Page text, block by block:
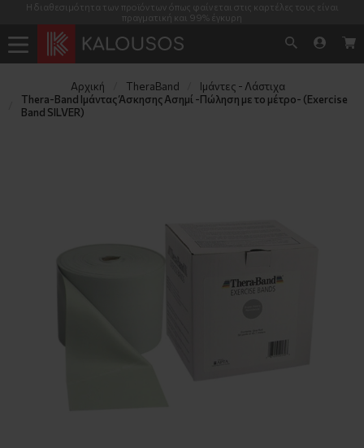
Η διαθεσιμότητα των προϊόντων όπως φαίνεται στις καρτέλες τους είναι
πραγματική και 99% έγκυρη
Αρχική TheraΒand
Ιμάντες - Λάστιχα
Thera-Band Ιμάντας Άσκησης Ασημί -Πώληση με το μέτρο- (Exercise
Band SILVER)